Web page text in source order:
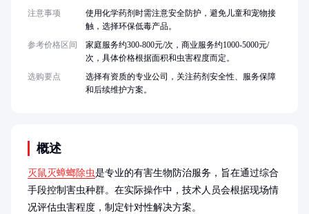
概述
灭鼠灭蟑螂除虫是专业的有害生物防治服务，旨在通过综合
手段控制害虫种群。在实际操作中，技术人员会根据现场情
况评估虫害程度，制定针对性解决方案。
注意事项
使用化学药剂时需注意安全防护，避免儿童和宠物接
触，选择环保低毒产品。
参考价格区间
家庭服务约300-800元/次，商业服务约1000-5000元/
次，具体价格根据面积和虫害程度而定。
选购要点
选择有资质的专业公司，关注药剂安全性、服务保障
和后续维护方案。